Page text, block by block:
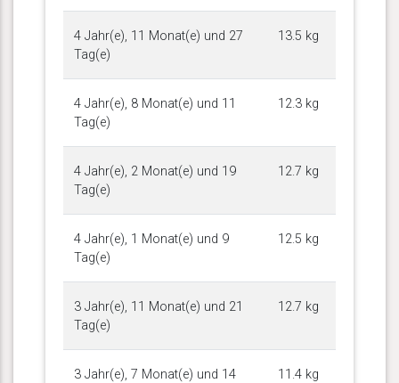
4 Jahr(e), 11 Monat(e) und 27
Tag(e)
13.5 kg
4 Jahr(e), 8 Monat(e) und 11
Tag(e)
12.3 kg
4 Jahr(e), 2 Monat(e) und 19
Tag(e)
12.7 kg
4 Jahr(e), 1 Monat(e) und 9
Tag(e)
12.5 kg
3 Jahr(e), 11 Monat(e) und 21
Tag(e)
12.7 kg
3 Jahr(e), 7 Monat(e) und 14
11.4 kg